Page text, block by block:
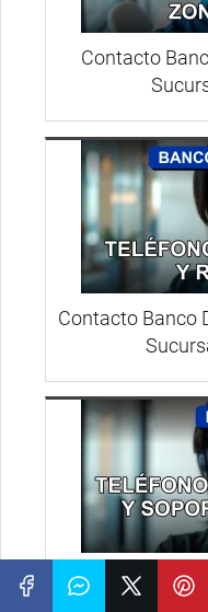
Contacto
Contacto Banco
Atención BCI